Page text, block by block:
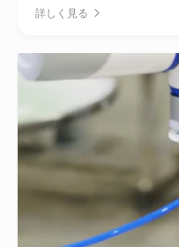
詳しく見る